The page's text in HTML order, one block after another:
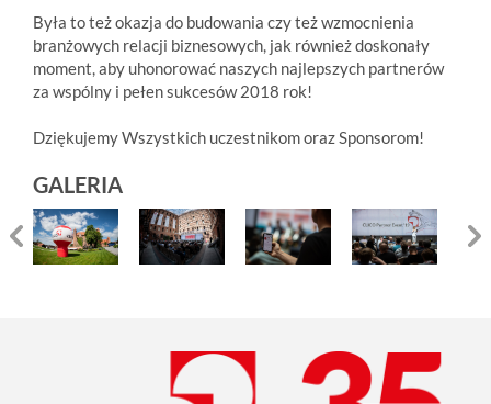
Była to też okazja do budowania czy też wzmocnienia
branżowych relacji biznesowych, jak również doskonały
moment, aby uhonorować naszych najlepszych partnerów
za wspólny i pełen sukcesów 2018 rok!
Dziękujemy Wszystkich uczestnikom oraz Sponsorom!
GALERIA